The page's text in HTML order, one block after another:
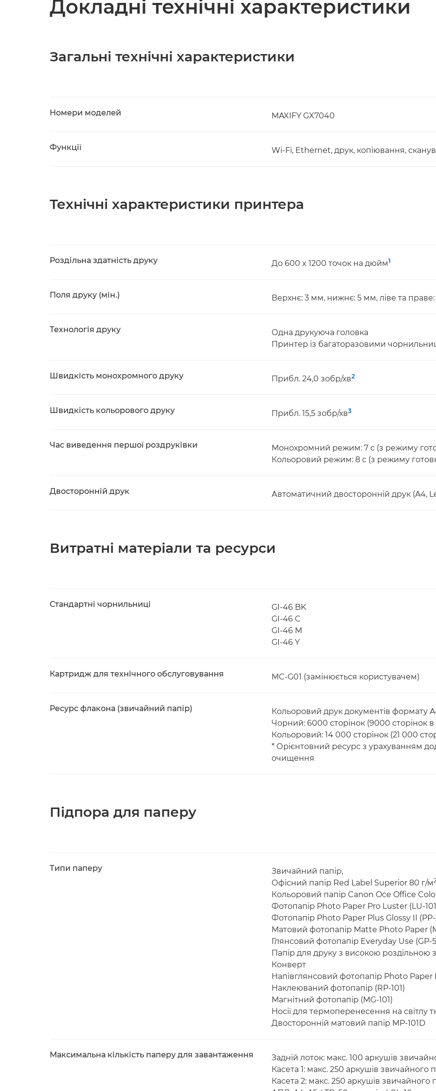
Докладні технічні характеристики
Загальні технічні характеристики
Номери моделей MAXIFY GX7040
Функції Wi-Fi, Ethernet, друк, копіювання,
Технічні характеристики принтера
Роздільна здатність друку До 600 x 1200 точок на дюйм1
Поля друку (мін.) Верхнє: 3 мм, нижнє: 5 мм, ліве та
Технологія друку
Одна друкуюча головка
Принтер із багаторазовими
Швидкість монохромного друку Прибл. 24,0 зобр/хв2
Швидкість кольорового друку Прибл. 15,5 зобр/хв3
Час виведення першої роздруківки Монохромний режим: 7 с (з режиму
Кольоровий режим: 8 с (з режиму
Двосторонній друк Автоматичний двосторонній друк (A4,
Витратні матеріали та ресурси
Стандартні чорнильниці
GI-46 BK
GI-46 C
GI-46 M
GI-46 Y
Картридж для технічного обслуговування MC-G01 (замінюється користувачем)
Ресурс флакона (звичайний папір) Кольоровий друк документів формату
Чорний: 6000 сторінок (9000 сторінок
Кольоровий: 14 000 сторінок (21 000
* Орієнтовний ресурс з урахуванням
очищення
Підпора для паперу
Типи паперу
Звичайний папір,
Офісний папір Red Label Superior 80 г/м
Кольоровий папір Canon Oce Office
Фотопапір Photo Paper Pro Luster (LU-
Фотопапір Photo Paper Plus Glossy II (PP-
Матовий фотопапір Matte Photo Paper
Глянсовий фотопапір Everyday Use (GP-
Папір для друку з високою роздільною
Конверт
Напівглянсовий фотопапір Photo Paper
Наклеюваний фотопапір (RP-101)
Магнітний фотопапір (MG-101)
Носії для термоперенесення на світлу
Двосторонній матовий папір MP-101D
Максимальна кількість паперу для завантаження
Задній лоток: макс. 100 аркушів
Касета 1: макс. 250 аркушів звичайного
Касета 2: макс. 250 аркушів звичайного